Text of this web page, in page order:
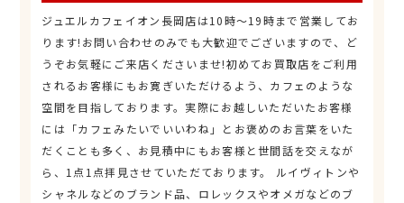
ジュエルカフェイオン長岡店は10時～19時まで営業してお
ります!お問い合わせのみでも大歓迎でございますので、ど
うぞお気軽にご来店くださいませ!初めてお買取店をご利用
されるお客様にもお寛ぎいただけるよう、カフェのような
空間を目指しております。実際にお越しいただいたお客様
には「カフェみたいでいいわね」とお褒めのお言葉をいた
だくことも多く、お見積中にもお客様と世間話を交えなが
ら、1点1点拝見させていただております。 ルイヴィトンや
シャネルなどのブランド品、ロレックスやオメガなどのブ